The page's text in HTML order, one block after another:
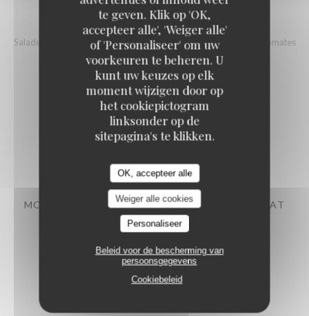
te geven. Klik op 'OK,
accepteer alle', 'Weiger alle'
of 'Personaliseer' om uw
voorkeuren te beheren. U
kunt uw keuzes op elk
moment wijzigen door op
het cookiepictogram
linksonder op de
sitepagina's te klikken.
OK, accepteer alle
Weiger alle cookies
Personaliseer
Beleid voor de bescherming van
persoonsgegevens
Cookiebeleid
SALADE DE CHÈVRE CHAUD
Salade, croquettes de chèvre panes, lentilles, Jambon Serrano, tomates
séchées et vinaigrette au miel
Dessert au choix
MOUSSE AU CHOCOLAT, ÉCLATS DE CHOCOLAT
PRALINE